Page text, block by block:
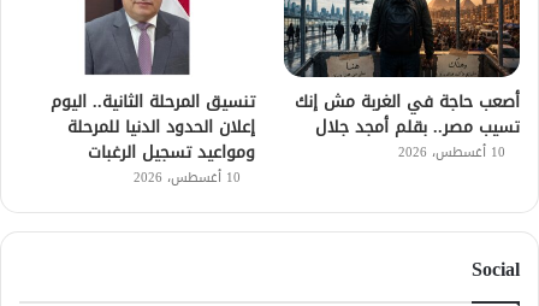
أصعب حاجة في الغربة مش إنك
تسيب مصر.. بقلم أمجد جلال
10 أغسطس، 2026
تنسيق المرحلة الثانية.. اليوم
إعلان الحدود الدنيا للمرحلة
ومواعيد تسجيل الرغبات
10 أغسطس، 2026
Social